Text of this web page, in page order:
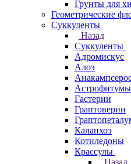
Грунты для
Геометрические
Суккуленты
Назад
Суккуленты
Адромискус
Алоэ
Астрофитумы
Гастерии
Граптоверии
Каланхоэ
Котиледоны
Крассулы
Назад